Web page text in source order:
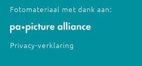
Fotomateriaal met dank aan:
Privacy-verklaring